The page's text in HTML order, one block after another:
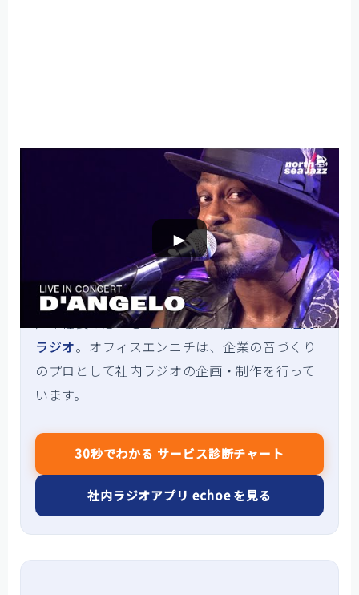
►
社内ラジオ専門のオフィスエンニチ
何気ない入店音ひとつにも、企業の「らしさ」
を伝える設計があります。同じように、社員の
声や社長の想いを“音”で社内に届けるのが社内
ラジオ。オフィスエンニチは、企業の音づくり
のプロとして社内ラジオの企画・制作を行って
います。
30秒でわかる サービス診断チャート
社内ラジオアプリ echoe を見る